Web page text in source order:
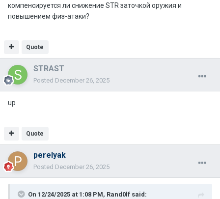
компенсируется ли снижение STR заточкой оружия и
повышением физ-атаки?
Quote
STRAST
Posted December 26, 2025
up
Quote
perelyak
Posted December 26, 2025
On 12/24/2025 at 1:08 PM, Rand0lf said: